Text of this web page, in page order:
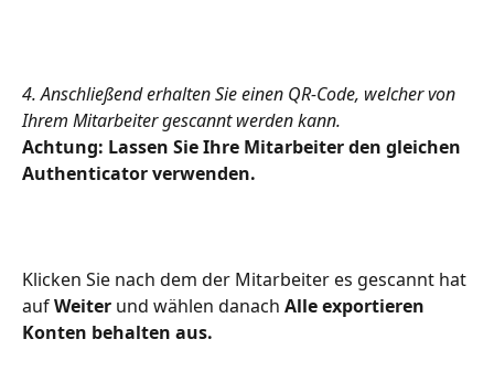
4. Anschließend erhalten Sie einen QR-Code, welcher von
Ihrem Mitarbeiter gescannt werden kann.
Achtung: Lassen Sie Ihre Mitarbeiter den gleichen
Authenticator verwenden.
Klicken Sie nach dem der Mitarbeiter es gescannt hat
auf Weiter und wählen danach Alle exportieren
Konten behalten aus.